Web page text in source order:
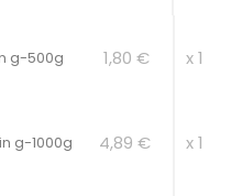
g-500g 1,80 € x 1
g-1000g 4,89 € x 1